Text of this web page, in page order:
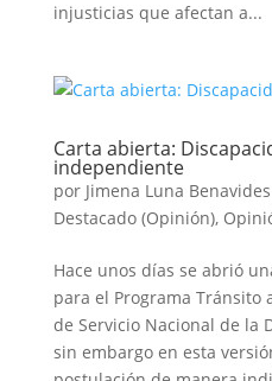
injusticias que afectan a...
Carta abierta:
independiente
por Jimena Luna Benavides
Destacado (Opinión),
Hace unos días se abrió
para el Programa Tránsito
de Servicio Nacional de la
sin embargo en esta